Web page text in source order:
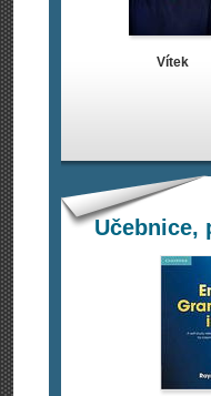
Vítek
Učebnice,